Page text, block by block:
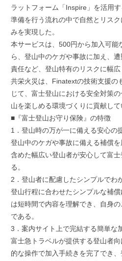
ラットフォーム「Inspire」を活用
準備を行う流れの中で自然とリス
みを実現した。
本サービスは、500円から加入可能
ら、登山中のケガや事故に加え、
責任など、登山特有のリスクに幅広
共栄火災は、Finatextの技術支援の
じて、富士登山における安全対策
山を楽しめる環境づくりに貢献して
■『富士登山お守り保険』の特徴
1．登山時の万が一に備える安心の
登山中のケガや事故に備える補償
含めた幅広い登山者が安心して富
る。
2．登山者に配慮したシンプルでわ
登山行程に合わせたシンプルな補
は短時間で内容を理解でき、自身
である。
3．案内サイト上で完結する簡単な
富士急トラベルが提供する登山者
的な操作で加入手続きを完了でき